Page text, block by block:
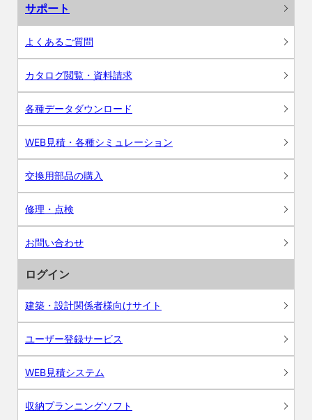
サポート
よくあるご質問
カタログ閲覧・資料請求
各種データダウンロード
WEB見積・各種シミュレーション
交換用部品の購入
修理・点検
お問い合わせ
ログイン
建築・設計関係者様向けサイト
ユーザー登録サービス
WEB見積システム
収納プランニングソフト